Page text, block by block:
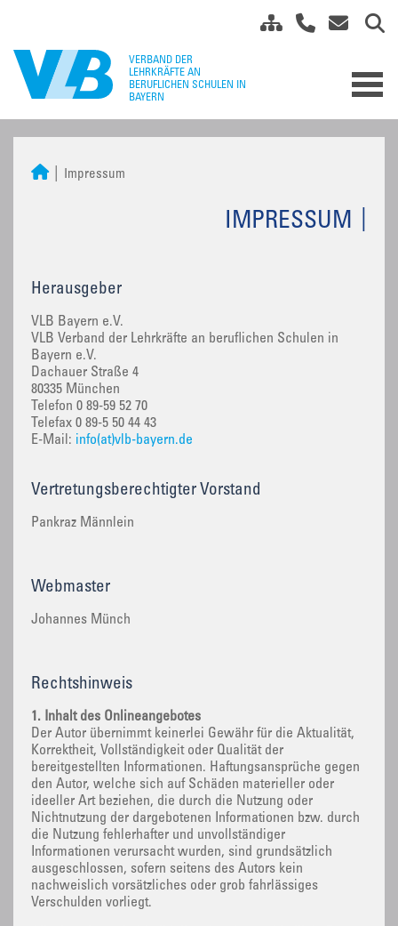
Impressum
IMPRESSUM
Herausgeber
VLB Bayern e.V.
VLB Verband der Lehrkräfte an beruflichen Schulen in
Bayern e.V.
Dachauer Straße 4
80335 München
Telefon 0 89-59 52 70
Telefax 0 89-5 50 44 43
E-Mail: info(at)vlb-bayern.de
Vertretungsberechtigter Vorstand
Pankraz Männlein
Webmaster
Johannes Münch
Rechtshinweis
1. Inhalt des Onlineangebotes
Der Autor übernimmt keinerlei Gewähr für die Aktualität,
Korrektheit, Vollständigkeit oder Qualität der
bereitgestellten Informationen. Haftungsansprüche gegen
den Autor, welche sich auf Schäden materieller oder
ideeller Art beziehen, die durch die Nutzung oder
Nichtnutzung der dargebotenen Informationen bzw. durch
die Nutzung fehlerhafter und unvollständiger
Informationen verursacht wurden, sind grundsätzlich
ausgeschlossen, sofern seitens des Autors kein
nachweislich vorsätzliches oder grob fahrlässiges
Verschulden vorliegt.